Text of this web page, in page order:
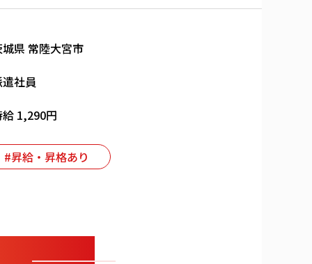
県 常陸大宮市
社員
1,290円
#昇給・昇格あり